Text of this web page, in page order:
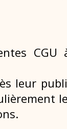
CGU
leur